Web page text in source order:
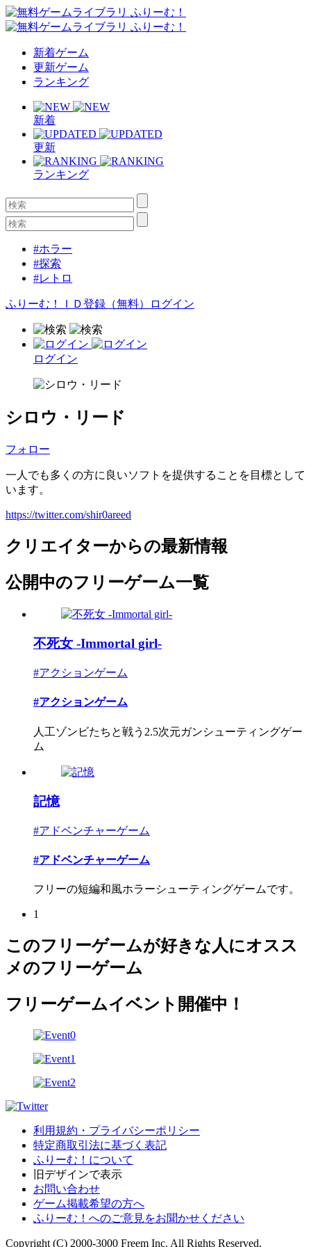
新着ゲーム
更新ゲーム
ランキング
新着
更新
ランキング
#ホラー
#探索
#レトロ
ふりーむ！ＩＤ登録（無料） ログイン
ログイン
シロウ・リード
フォロー
一人でも多くの方に良いソフトを提供することを目標として
います。
https://twitter.com/shir0areed
クリエイターからの最新情報
公開中のフリーゲーム一覧
不死女 -Immortal girl-
#アクションゲーム
#アクションゲーム
人工ゾンビたちと戦う2.5次元ガンシューティングゲー
ム
記憶
#アドベンチャーゲーム
#アドベンチャーゲーム
フリーの短編和風ホラーシューティングゲームです。
1
このフリーゲームが好きな人にオスス
メのフリーゲーム
フリーゲームイベント開催中！
利用規約・プライバシーポリシー
特定商取引法に基づく表記
ふりーむ！について
旧デザインで表示
お問い合わせ
ゲーム掲載希望の方へ
ふりーむ！へのご意見をお聞かせください
Copyright (C) 2000-3000 Freem Inc. All Rights Reserved.